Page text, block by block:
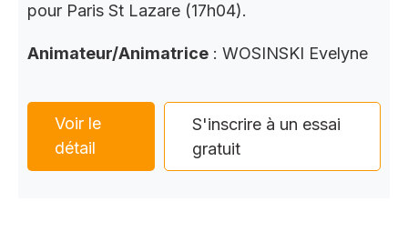
pour Paris St Lazare (17h04).
Animateur/Animatrice : WOSINSKI Evelyne
Voir le
détail
S'inscrire à un essai
gratuit